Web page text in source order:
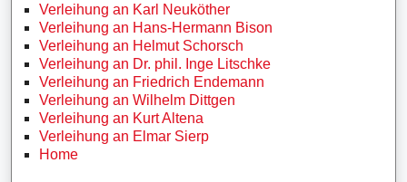
Verleihung an Karl Neuköther
Verleihung an Hans-Hermann Bison
Verleihung an Helmut Schorsch
Verleihung an Dr. phil. Inge Litschke
Verleihung an Friedrich Endemann
Verleihung an Wilhelm Dittgen
Verleihung an Kurt Altena
Verleihung an Elmar Sierp
Home